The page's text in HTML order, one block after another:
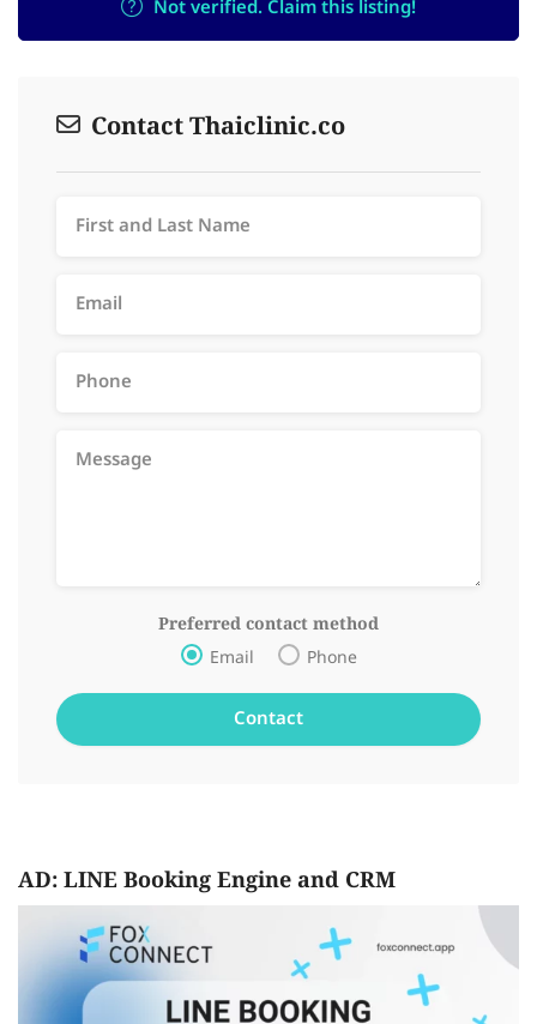
Not verified. Claim this listing!
Contact Thaiclinic.co
Preferred contact method
Email Phone
AD: LINE Booking Engine and CRM